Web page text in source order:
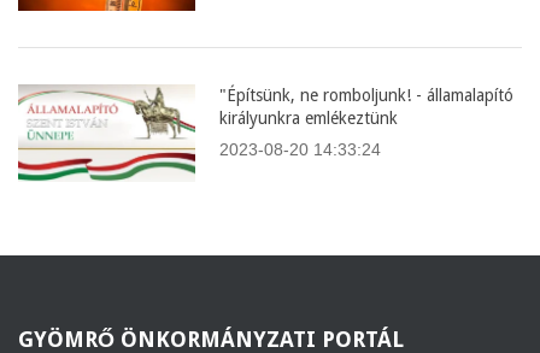
"Építsünk, ne romboljunk! - államalapító
királyunkra emlékeztünk
2023-08-20 14:33:24
GYÖMRŐ ÖNKORMÁNYZATI PORTÁL